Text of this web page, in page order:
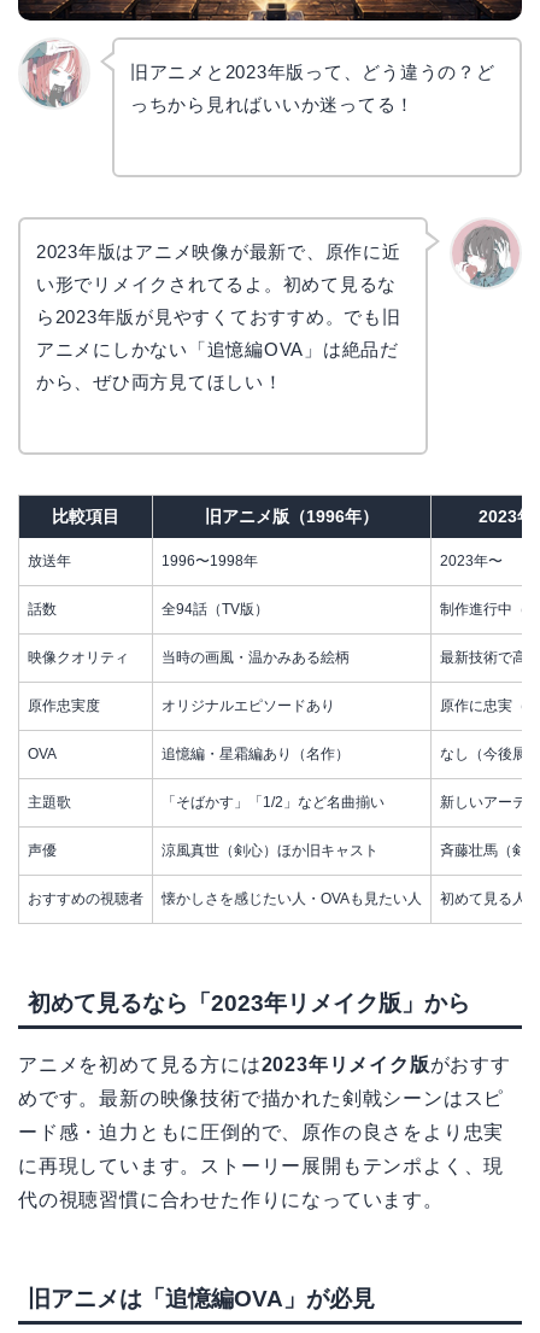
旧アニメと2023年版って、どう違うの？ど
っちから見ればいいか迷ってる！
2023年版はアニメ映像が最新で、原作に近
い形でリメイクされてるよ。初めて見るな
ら2023年版が見やすくておすすめ。でも旧
アニメにしかない「追憶編OVA」は絶品だ
から、ぜひ両方見てほしい！
比較項目 旧アニメ版（1996年） 2023年
放送年 1996〜1998年 2023年〜
話数 全94話（TV版） 制作進行中（2
映像クオリティ 当時の画風・温かみある絵柄 最新技術で高
原作忠実度 オリジナルエピソードあり 原作に忠実（
OVA 追憶編・星霜編あり（名作） なし（今後展
主題歌 「そばかす」「1/2」など名曲揃い 新しいアーテ
声優 涼風真世（剣心）ほか旧キャスト 斉藤壮馬（剣
おすすめの視聴者 懐かしさを感じたい人・OVAも見たい人 初めて見る人
初めて見るなら「2023年リメイク版」から
アニメを初めて見る方には2023年リメイク版がおすす
めです。最新の映像技術で描かれた剣戟シーンはスピ
ード感・迫力ともに圧倒的で、原作の良さをより忠実
に再現しています。ストーリー展開もテンポよく、現
代の視聴習慣に合わせた作りになっています。
旧アニメは「追憶編OVA」が必見